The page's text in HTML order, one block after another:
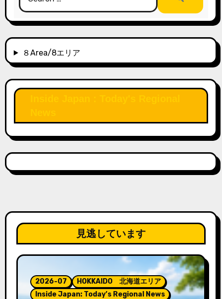
８Area/8エリア
見逃しています
2026-07
HOKKAIDO 北海道エリア
Inside Japan: Today’s Regional News